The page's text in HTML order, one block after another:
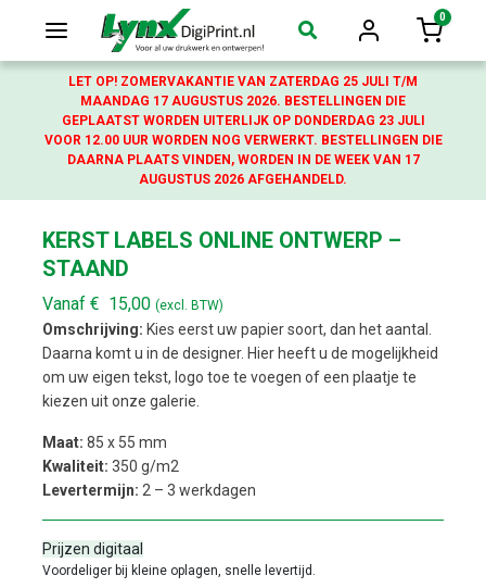
Login
0
LET OP! ZOMERVAKANTIE VAN ZATERDAG 25 JULI T/M
MAANDAG 17 AUGUSTUS 2026. BESTELLINGEN DIE
GEPLAATST WORDEN UITERLIJK OP DONDERDAG 23 JULI
VOOR 12.00 UUR WORDEN NOG VERWERKT. BESTELLINGEN DIE
DAARNA PLAATS VINDEN, WORDEN IN DE WEEK VAN 17
AUGUSTUS 2026 AFGEHANDELD.
KERST LABELS ONLINE ONTWERP –
STAAND
Vanaf € 15,00 (excl. BTW)
Omschrijving: Kies eerst uw papier soort, dan het aantal.
Daarna komt u in de designer. Hier heeft u de mogelijkheid
om uw eigen tekst, logo toe te voegen of een plaatje te
kiezen uit onze galerie.
Maat: 85 x 55 mm
Kwaliteit: 350 g/m2
Levertermijn: 2 – 3 werkdagen
Prijzen digitaal
Voordeliger bij kleine oplagen, snelle levertijd.